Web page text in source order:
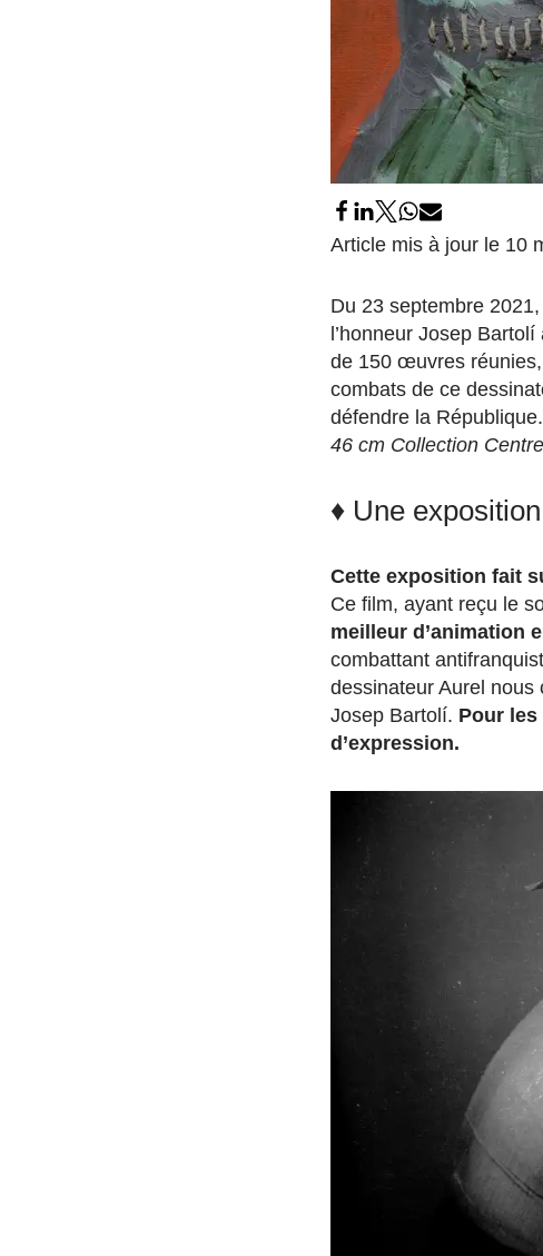
Article mis à jour le 10
Du 23 septembre
l’honneur Josep
de 150 œuvres réunies,
combats de ce
défendre la République.
46 cm Collection
♦ Une
Cette exposition fait
Ce film, ayant reçu le
meilleur d’animation
combattant
dessinateur Aurel nous
Josep Bartolí. Pour
d’expression.